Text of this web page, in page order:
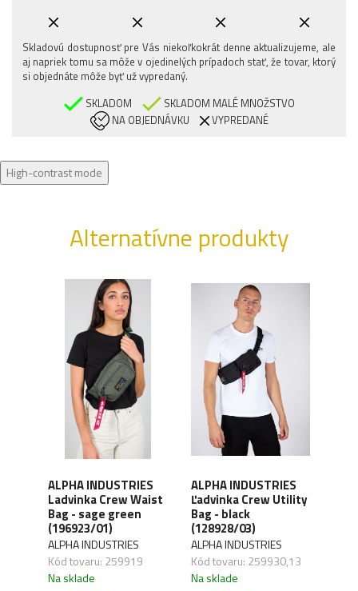
Skladovú dostupnosť pre Vás niekoľkokrát denne aktualizujeme, ale
aj napriek tomu sa môže v ojedinelých prípadoch stať, že tovar, ktorý
si objednáte môže byť už vypredaný.
SKLADOM
SKLADOM MALÉ MNOŽSTVO
NA OBJEDNÁVKU
VYPREDANÉ
High-contrast mode
Alternatívne produkty
ALPHA INDUSTRIES
Ladvinka Crew Waist
Bag - sage green
(196923/01)
ALPHA INDUSTRIES
Kód tovaru: 259919
Na sklade
ALPHA INDUSTRIES
Ľadvinka Crew Utility
Bag - black
(128928/03)
ALPHA INDUSTRIES
Kód tovaru: 259930,13
Na sklade